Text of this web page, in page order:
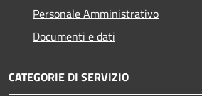
Personale Amministrativo
Documenti e dati
CATEGORIE DI SERVIZIO